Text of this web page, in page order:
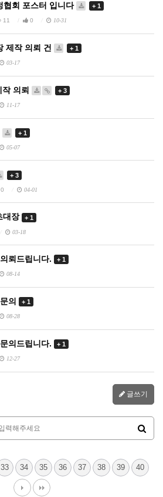
협회 포스터 입니다 + 1
11 0 10-31
제작 의뢰 건 + 1
03-17
의뢰 + 3
11-17
+ 1
05-07
+ 3
0 04-01
대장 + 1
03-18
뢰드립니다. + 1
08-14
의 + 1
08-28
의드립니다. + 1
12-27
글쓰기
33 34 35 36 37 38 39 40